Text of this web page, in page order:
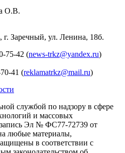
О.В.
г. Заречный, ул. Ленина, 18б.
75-42 (news-trkz@yandex.ru)
41 (reklamatrkz@mail.ru)
службой по надзору в сфере
и массовых
Эл № ФС77-72739 от
любые материалы,
в соответствии с